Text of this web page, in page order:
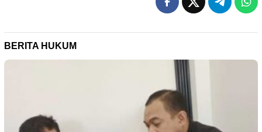
BERITA HUKUM